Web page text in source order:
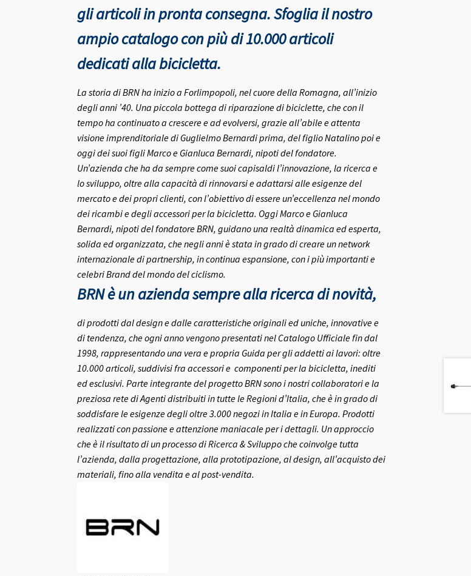
gli articoli in pronta consegna.Sfoglia il nostro
ampio catalogo con più di 10.000 articoli
dedicati alla bicicletta.
La storia di BRN ha inizio a Forlimpopoli, nel cuore della Romagna, all’inizio
degli anni ’40. Una piccola bottega di riparazione di biciclette, che con il
tempo ha continuato a crescere e ad evolversi, grazie all’abile e attenta
visione imprenditoriale di Guglielmo Bernardi prima, del figlio Natalino poi e
oggi dei suoi figli Marco e Gianluca Bernardi, nipoti del fondatore.
Un’azienda che ha da sempre come suoi capisaldi l’innovazione, la ricerca e
lo sviluppo, oltre alla capacità di rinnovarsi e adattarsi alle esigenze del
mercato e dei propri clienti, con l’obiettivo di essere un’eccellenza nel mondo
dei ricambi e degli accessori per la bicicletta. Oggi Marco e Gianluca
Bernardi, nipoti del fondatore BRN, guidano una realtà dinamica ed esperta,
solida ed organizzata, che negli anni è stata in grado di creare un network
internazionale di partnership, in continua espansione, con i più importanti e
celebri Brand del mondo del ciclismo.
BRN è un azienda sempre alla ricerca di novità,
di prodotti dal design e dalle caratteristiche originali ed uniche, innovative e
di tendenza, che ogni anno vengono presentati nel Catalogo Ufficiale fin dal
1998, rappresentando una vera e propria Guida per gli addetti ai lavori: oltre
10.000 articoli, suddivisi fra accessori e componenti per la bicicletta, inediti
ed esclusivi. Parte integrante del progetto BRN sono i nostri collaboratori e la
preziosa rete di Agenti distribuiti in tutte le Regioni d’Italia, che è in grado di
soddisfare le esigenze degli oltre 3.000 negozi in Italia e in Europa. Prodotti
realizzati con passione e attenzione maniacale per i dettagli. Un approccio
che è il risultato di un processo di Ricerca & Sviluppo che coinvolge tutta
l’azienda, dalla progettazione, alla prototipazione, al design, all’acquisto dei
materiali, fino alla vendita e al post-vendita.